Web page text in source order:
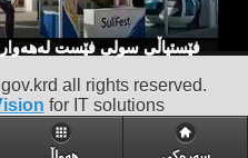
فێستیاڵی سولی فێست
all rights reserved.
for IT solutions